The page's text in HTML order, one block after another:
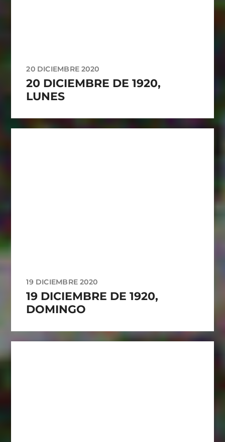
20 DICIEMBRE 2020
20 DICIEMBRE DE 1920,
LUNES
19 DICIEMBRE 2020
19 DICIEMBRE DE 1920,
DOMINGO